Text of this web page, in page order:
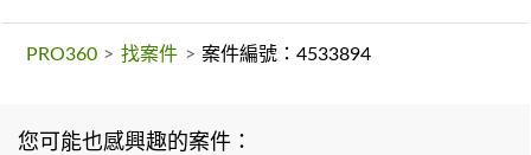
PRO360 > 找案件 > 案件編號：4533894
您可能也感興趣的案件：